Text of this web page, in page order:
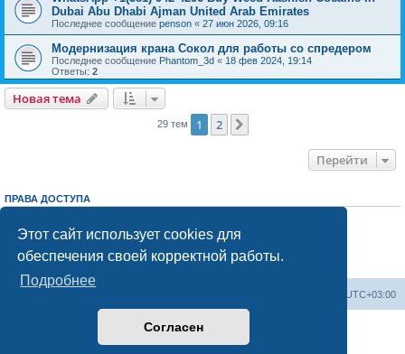
Этот сайт использует cookies для
обеспечения своей корректной работы.
Подробнее
Согласен
Dubai Abu Dhabi Ajman United Arab Emirates
Последнее сообщение penson « 27 июн 2026, 09:16
Модернизация крана Сокол для работы со спредером
Последнее сообщение Phantom_3d « 18 фев 2024, 19:14
Ответы: 2
Новая тема
29 тем 1 2
Перейти
ПРАВА ДОСТУПА
Выне можетеотвечать на сообщения
Выне можетередактировать свои сообщения
Выне можетеудалять свои сообщения
добавлять вложения
UTC+03:00
Создано на основеphpBB® Forum Software © phpBB Limited
Русская поддержка phpBB